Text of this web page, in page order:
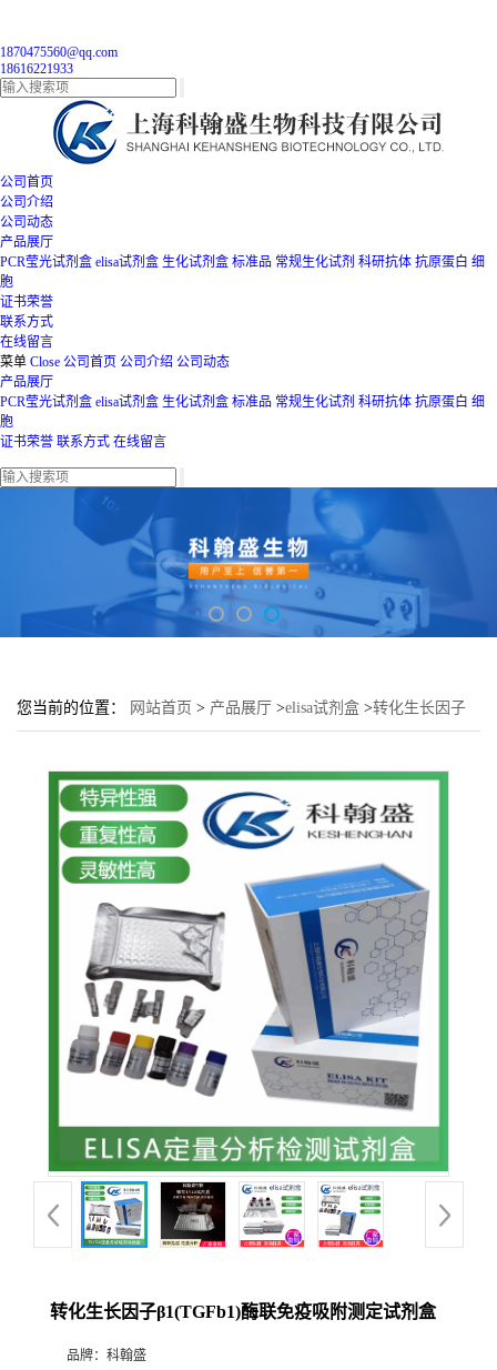
1870475560@qq.com
18616221933
公司首页
公司介绍
公司动态
产品展厅
PCR莹光试剂盒 elisa试剂盒 生化试剂盒 标准品 常规生化试剂 科研抗体 抗原蛋白 细
胞
证书荣誉
联系方式
在线留言
菜单 Close 公司首页 公司介绍 公司动态
产品展厅
PCR莹光试剂盒 elisa试剂盒 生化试剂盒 标准品 常规生化试剂 科研抗体 抗原蛋白 细
胞
证书荣誉 联系方式 在线留言
您当前的位置： 网站首页 > 产品展厅 >elisa试剂盒 >转化生长因子
转化生长因子β1(TGFb1)酶联免疫吸附测定试剂盒
品牌： 科翰盛